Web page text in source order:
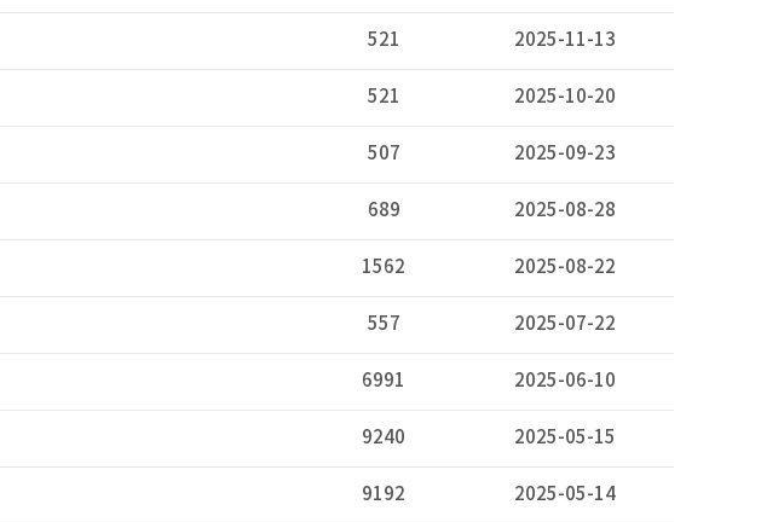
521 2025-11-13
521 2025-10-20
507 2025-09-23
689 2025-08-28
1562 2025-08-22
557 2025-07-22
6991 2025-06-10
9240 2025-05-15
9192 2025-05-14